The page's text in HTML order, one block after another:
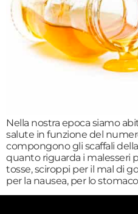
Nella nostra epoca siamo
salute in funzione del
compongono gli scaffali
quanto riguarda i malesseri
tosse, sciroppi per il mal di
per la nausea, per lo